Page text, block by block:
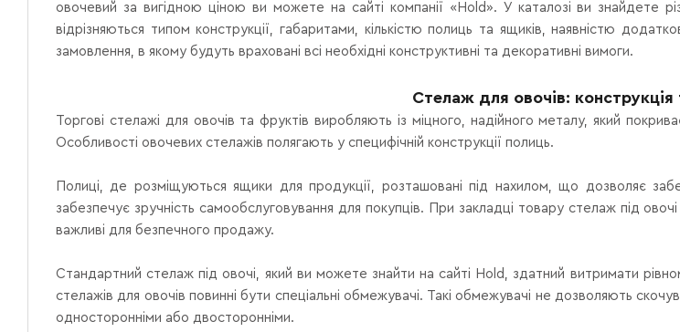
овочевий за вигідною ціною ви можете на сайті компанії «Hold». У каталозі ви знайдете
відрізняються типом конструкції, габаритами, кількістю полиць та ящиків, наявністю
замовлення, в якому будуть враховані всі необхідні конструктивні та декоративні вимоги.
Стелаж для овочів: конструкція
Торгові стелажі для овочів та фруктів виробляють із міцного, надійного металу, який
Особливості овочевих стелажів полягають у специфічній конструкції полиць.
Полиці, де розміщуються ящики для продукції, розташовані під нахилом, що дозволяє
забезпечує зручність самообслуговування для покупців. При закладці товару стелаж під
важливі для безпечного продажу.
Стандартний стелаж під овочі, який ви можете знайти на сайті Hold, здатний витримати
стелажів для овочів повинні бути спеціальні обмежувачі. Такі обмежувачі не дозволяють
односторонніми або двосторонніми.